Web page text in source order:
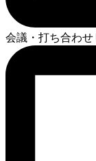
会議・打ち合わせ